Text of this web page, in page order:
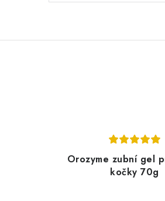
Orozyme zubní gel
kočky 70g